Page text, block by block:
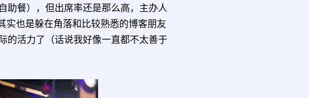
助餐），但出席率还是那么高，主办人
也是躲在角落和比较熟悉的博客朋友
的活力了（话说我好像一直都不太善于